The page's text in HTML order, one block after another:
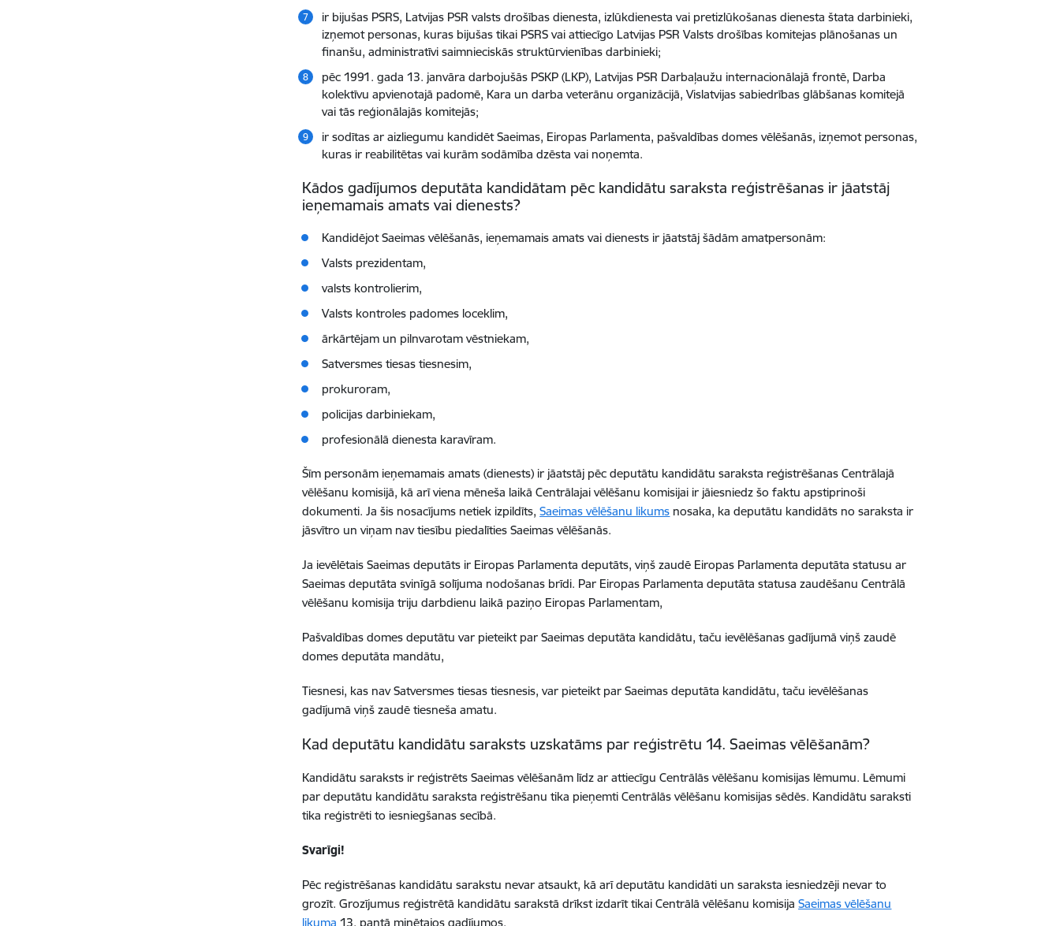
ir bijušas PSRS, Latvijas PSR valsts drošības dienesta, izlūkdienesta vai pretizlūkošanas dienesta štata darbinieki,
izņemot personas, kuras bijušas tikai PSRS vai attiecīgo Latvijas PSR Valsts drošības komitejas plānošanas un
finanšu, administratīvi saimnieciskās struktūrvienības darbinieki;
pēc 1991. gada 13. janvāra darbojušās PSKP (LKP), Latvijas PSR Darbaļaužu internacionālajā frontē, Darba
kolektīvu apvienotajā padomē, Kara un darba veterānu organizācijā, Vislatvijas sabiedrības glābšanas komitejā
vai tās reģionālajās komitejās;
ir sodītas ar aizliegumu kandidēt Saeimas, Eiropas Parlamenta, pašvaldības domes vēlēšanās, izņemot personas,
kuras ir reabilitētas vai kurām sodāmība dzēsta vai noņemta.
Kādos gadījumos deputāta kandidātam pēc kandidātu saraksta reģistrēšanas ir jāatstāj
ieņemamais amats vai dienests?
Kandidējot Saeimas vēlēšanās, ieņemamais amats vai dienests ir jāatstāj šādām amatpersonām:
Valsts prezidentam,
valsts kontrolierim,
Valsts kontroles padomes loceklim,
ārkārtējam un pilnvarotam vēstniekam,
Satversmes tiesas tiesnesim,
prokuroram,
policijas darbiniekam,
profesionālā dienesta karavīram.
Šīm personām ieņemamais amats (dienests) ir jāatstāj pēc deputātu kandidātu saraksta reģistrēšanas Centrālajā
vēlēšanu komisijā, kā arī viena mēneša laikā Centrālajai vēlēšanu komisijai ir jāiesniedz šo faktu apstiprinoši
dokumenti. Ja šis nosacījums netiek izpildīts,Saeimas vēlēšanu likums nosaka, ka deputātu kandidāts no saraksta ir
jāsvītro un viņam nav tiesību piedalīties Saeimas vēlēšanās.
Ja ievēlētais Saeimas deputāts ir Eiropas Parlamenta deputāts, viņš zaudē Eiropas Parlamenta deputāta statusu ar
Saeimas deputāta svinīgā solījuma nodošanas brīdi. Par Eiropas Parlamenta deputāta statusa zaudēšanu Centrālā
vēlēšanu komisija triju darbdienu laikā paziņo Eiropas Parlamentam,
Pašvaldības domes deputātu var pieteikt par Saeimas deputāta kandidātu, taču ievēlēšanas gadījumā viņš zaudē
domes deputāta mandātu,
Tiesnesi, kas nav Satversmes tiesas tiesnesis, var pieteikt par Saeimas deputāta kandidātu, taču ievēlēšanas
gadījumā viņš zaudē tiesneša amatu.
Kad deputātu kandidātu saraksts uzskatāms par reģistrētu 14. Saeimas vēlēšanām?
Kandidātu saraksts ir reģistrēts Saeimas vēlēšanām līdz ar attiecīgu Centrālās vēlēšanu komisijas lēmumu. Lēmumi
par deputātu kandidātu saraksta reģistrēšanu tika pieņemti Centrālās vēlēšanu komisijas sēdēs. Kandidātu saraksti
tika reģistrēti to iesniegšanas secībā.
Svarīgi!
Pēc reģistrēšanas kandidātu sarakstu nevar atsaukt, kā arī deputātu kandidāti un saraksta iesniedzēji nevar to
grozīt. Grozījumus reģistrētā kandidātu sarakstā drīkst izdarīt tikai Centrālā vēlēšanu komisijaSaeimas vēlēšanu
likuma 13. pantā minētajos gadījumos.